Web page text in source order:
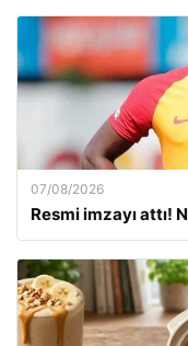
07/08/2026
Resmi imzayı attı!